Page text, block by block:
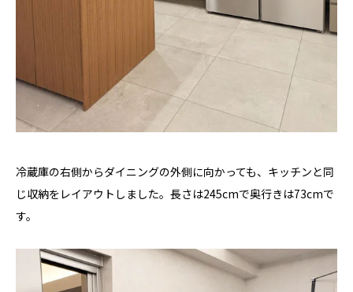
冷蔵庫の右側からダイニングの外側に向かっても、キッチンと同
じ収納をレイアウトしました。長さは245cmで奥行きは73cmで
す。